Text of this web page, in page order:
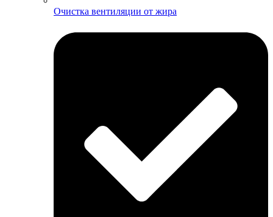
Очистка вентиляции от жира